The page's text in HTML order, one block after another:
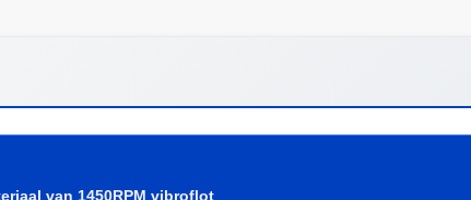
van 1450RPM vibroflot